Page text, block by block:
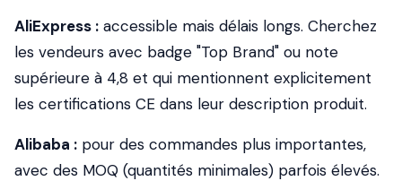
AliExpress : accessible mais délais longs. Cherchez
les vendeurs avec badge "Top Brand" ou note
supérieure à 4,8 et qui mentionnent explicitement
les certifications CE dans leur description produit.
Alibaba : pour des commandes plus importantes,
avec des MOQ (quantités minimales) parfois élevés.